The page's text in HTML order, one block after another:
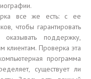
все же есть: с ее
чтобы гарантировать
поддержку,
клиентам. Проверка эта
программа
существует ли